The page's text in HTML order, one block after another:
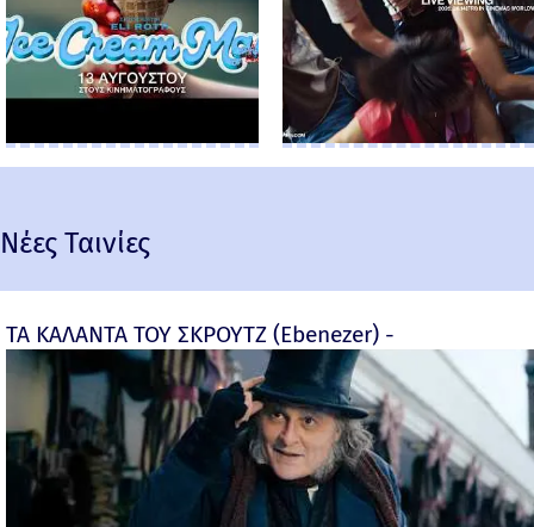
Νέες Ταινίες
ΤΑ ΚΑΛΑΝΤΑ ΤΟΥ ΣΚΡΟΥΤΖ (Ebenezer) -